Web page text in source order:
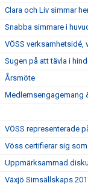
Clara och Liv simmar
Snabba simmare i
VÖSS verksamhetsidé,
Sugen på att tävla i
Årsmöte
Medlemsengagemang
VÖSS representerade
Vöss certifierar sig
Uppmärksammad
Växjö Simsällskaps